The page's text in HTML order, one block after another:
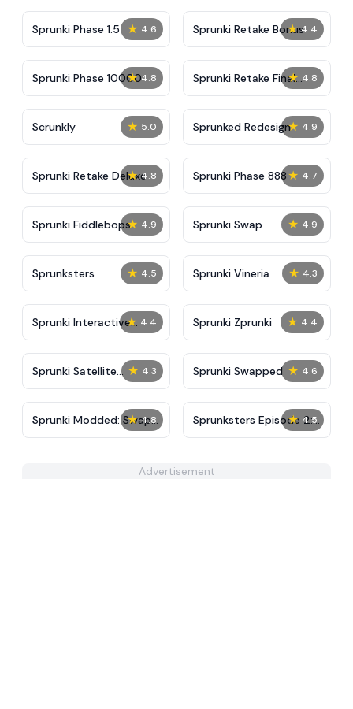
★ 4.6
Sprunki Phase 1.5 ★ 4.4
Sprunki Retake Bonus
★ 4.8
Sprunki Phase 10000 ★ 4.8
Sprunki Retake Final
Update
★ 5.0
Scrunkly ★ 4.9
Sprunked Redesign
★ 4.8
Sprunki Retake Deluxe ★ 4.7
Sprunki Phase 888
★ 4.9
Sprunki Fiddlebops ★ 4.9
Sprunki Swap
★ 4.5
Sprunksters ★ 4.3
Sprunki Vineria
★ 4.4
Sprunki Interactive
Tunner
★ 4.4
Sprunki Zprunki
★ 4.3
Sprunki Satellite
Catcher
★ 4.6
Sprunki Swapped
★ 4.8
Sprunki Modded: Swap
Edition
★ 4.5
Sprunksters Episode 2:
The Cave
Advertisement